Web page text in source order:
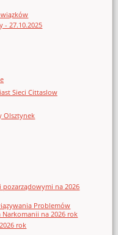
- 27.10.2025
Sieci Cittaslow
Olsztynek
pozarządowymi na 2026
Problemów
Narkomanii na 2026 rok
rok